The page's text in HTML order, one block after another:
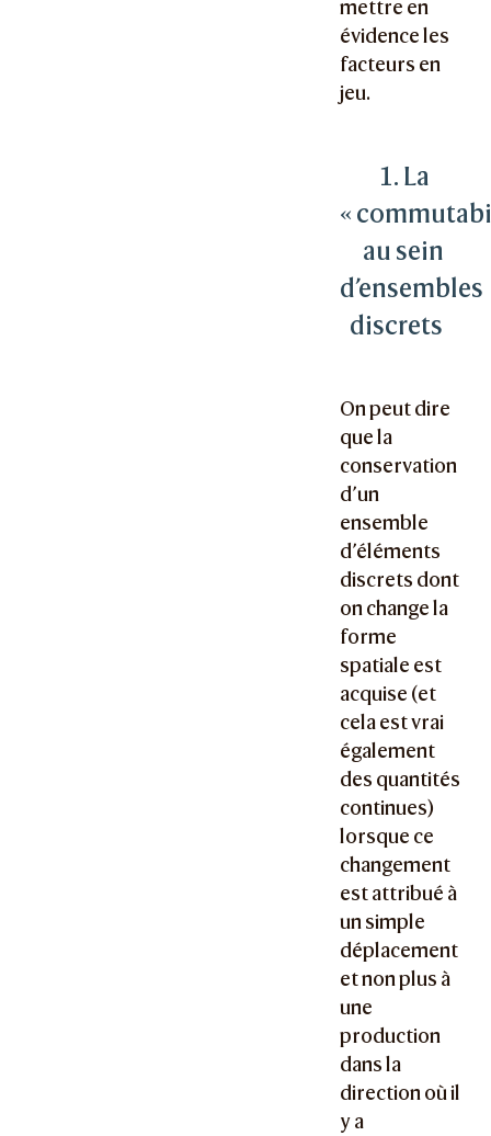
mettre en
évidence les
facteurs en
jeu.
1. La
«
au sein
d’ensembles
discrets
On peut dire
que la
conservation
d’un
ensemble
d’éléments
discrets dont
on change la
forme
spatiale est
acquise (et
cela est vrai
également
des quantités
continues)
lorsque ce
changement
est attribué à
un simple
déplacement
et non plus à
une
production
dans la
direction où il
y a